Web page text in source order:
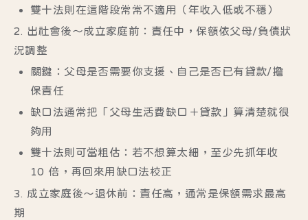
雙十法則在這階段常常不適用
（年收入低或不穩）
2. 出社會後～成立家庭前：責任中，保額依父母/負債狀
況調整
關鍵：父母是否需要你支援、自己是否已有貸款/擔
保責任
缺口法通常把「父母生活費缺口＋貸款」算清楚就很
夠用
雙十法則可當粗估 ：若不想算太細，至少先抓年收
10 倍，再回來用缺口法校正
3. 成立家庭後～退休前：責任高，通常是保額需求最高
期